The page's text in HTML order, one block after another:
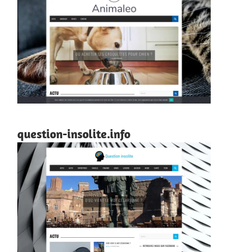
question-insolite.info